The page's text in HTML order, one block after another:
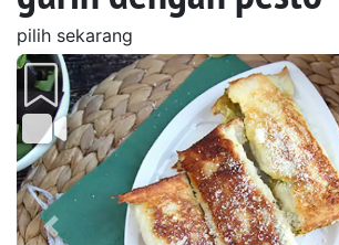
pilih sekarang